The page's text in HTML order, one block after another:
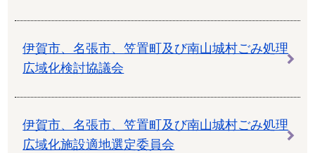
伊賀市、名張市、笠置町及び南山城村ごみ処理
広域化検討協議会
伊賀市、名張市、笠置町及び南山城村ごみ処理
広域化施設適地選定委員会